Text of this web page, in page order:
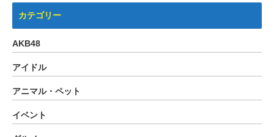
カテゴリー
AKB48
アイドル
アニマル・ペット
イベント